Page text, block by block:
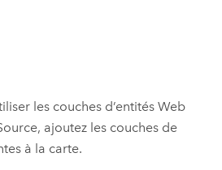
les couches d’entités Web
, ajoutez les couches de
à la carte.